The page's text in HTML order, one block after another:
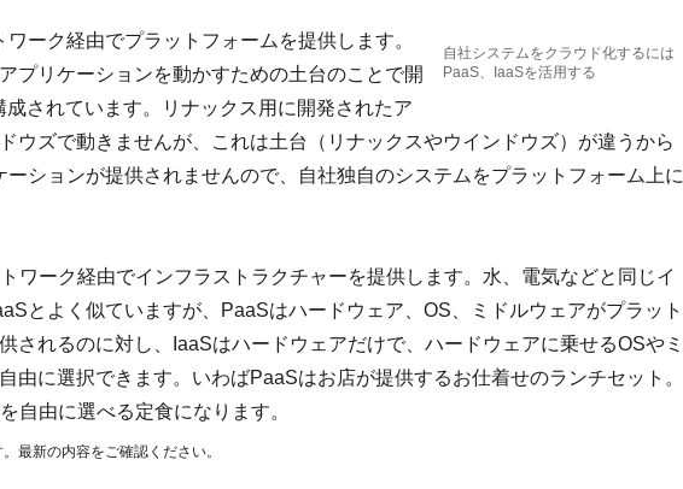
自社システムをクラウド化するには
PaaS、IaaSを活用する
ーク経由でプラットフォームを提供します。
プリケーションを動かすための土台のことで開
されています。リナックス用に開発されたア
ウズで動きませんが、これは土台（リナックスやウインドウズ）が違うから
ションが提供されませんので、自社独自のシステムをプラットフォーム上に
ワーク経由でインフラストラクチャーを提供します。水、電気などと同じイ
とよく似ていますが、PaaSはハードウェア、OS、ミドルウェアがプラット
されるのに対し、IaaSはハードウェアだけで、ハードウェアに乗せるOSやミ
由に選択できます。いわばPaaSはお店が提供するお仕着せのランチセット。
自由に選べる定食になります。
最新の内容をご確認ください。